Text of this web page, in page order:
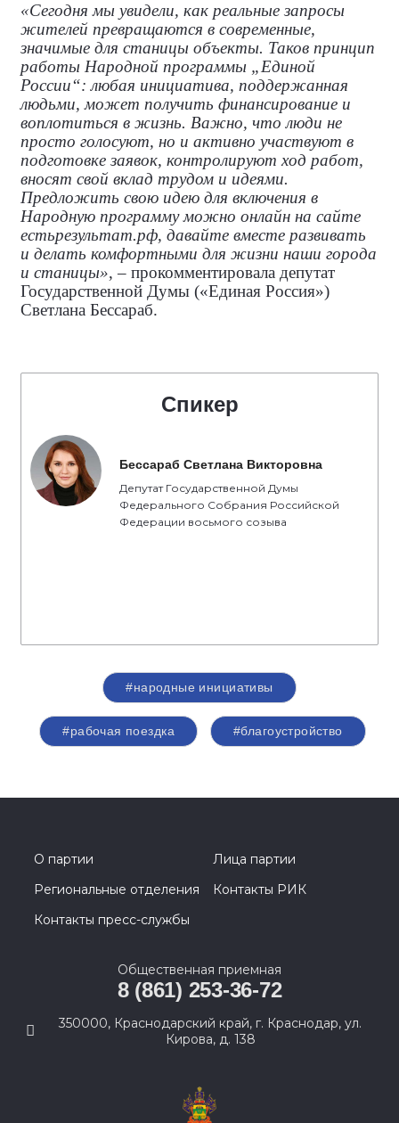
«Сегодня мы увидели, как реальные запросы
жителей превращаются в современные,
значимые для станицы объекты. Таков принцип
работы Народной программы „Единой
России“: любая инициатива, поддержанная
людьми, может получить финансирование и
воплотиться в жизнь. Важно, что люди не
просто голосуют, но и активно участвуют в
подготовке заявок, контролируют ход работ,
вносят свой вклад трудом и идеями.
Предложить свою идею для включения в
Народную программу можно онлайн на сайте
естьрезультат.рф, давайте вместе развивать
и делать комфортными для жизни наши города
и станицы», – прокомментировала депутат
Государственной Думы («Единая Россия»)
Светлана Бессараб.
Спикер
Бессараб Светлана Викторовна
Депутат Государственной Думы
Федерального Собрания Российской
Федерации восьмого созыва
#народные инициативы
#рабочая поездка #благоустройство
О партии
Лица партии
Региональные отделения
Контакты РИК
Контакты пресс-службы
Общественная приемная
8 (861) 253-36-72
350000, Краснодарский край, г. Краснодар, ул.
Кирова, д. 138